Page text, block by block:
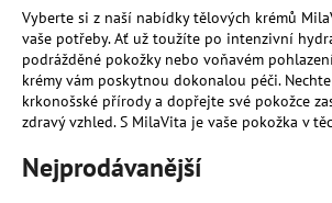
Vyberte si z naší nabídky tělových krémů
vaše potřeby. Ať už toužíte po intenzivní
podrážděné pokožky nebo voňavém
krémy vám poskytnou dokonalou péči.
krkonošské přírody a dopřejte své pokožce
zdravý vzhled. S MilaVita je vaše pokožka v
Nejprodávanější
t
e
n
a
j
í
t